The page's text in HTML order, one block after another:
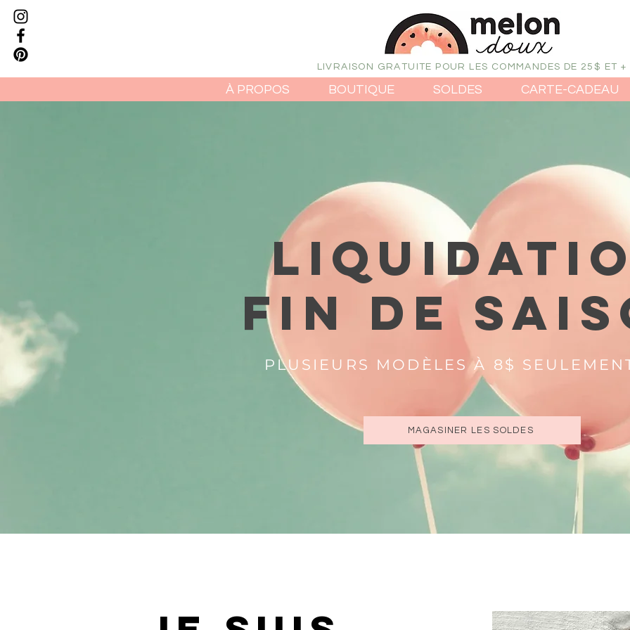
LIVRAISON GRATUITE POUR LES COMMANDES DE 25$ ET +
À PROPOS BOUTIQUE SOLDES CARTE-CADEAU
FIN DE
PLUSIEURS MODÈLES À 8$
MAGASINER LES SOLDES